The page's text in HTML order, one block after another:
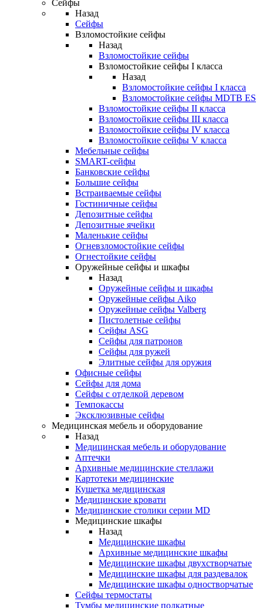
Сейфы
Назад
Сейфы
Взломостойкие сейфы
Назад
Взломостойкие сейфы
Взломостойкие сейфы I класса
Назад
Взломостойкие сейфы I класса
Взломостойкие сейфы MDTB ES
Взломостойкие сейфы II класса
Взломостойкие сейфы III класса
Взломостойкие сейфы IV класса
Взломостойкие сейфы V класса
Мебельные сейфы
SMART-сейфы
Банковские сейфы
Большие сейфы
Встраиваемые сейфы
Гостиничные сейфы
Депозитные сейфы
Депозитные ячейки
Маленькие сейфы
Огневзломостойкие сейфы
Огнестойкие сейфы
Оружейные сейфы и шкафы
Назад
Оружейные сейфы и шкафы
Оружейные сейфы Aiko
Оружейные сейфы Valberg
Пистолетные сейфы
Сейфы ASG
Сейфы для патронов
Сейфы для ружей
Элитные сейфы для оружия
Офисные сейфы
Сейфы для дома
Сейфы с отделкой деревом
Темпокассы
Эксклюзивные сейфы
Медицинская мебель и оборудование
Назад
Медицинская мебель и оборудование
Аптечки
Архивные медицинские стеллажи
Картотеки медицинские
Кушетка медицинская
Медицинские кровати
Медицинские столики серии MD
Медицинские шкафы
Назад
Медицинские шкафы
Архивные медицинские шкафы
Медицинские шкафы двухстворчатые
Медицинские шкафы для раздевалок
Медицинские шкафы одностворчатые
Сейфы термостаты
Тумбы медицинские подкатные